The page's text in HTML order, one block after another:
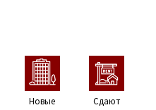
Новые
Сдают